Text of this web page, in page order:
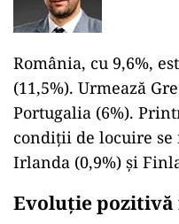
România, cu 9,6%,
(11,5%). Urmează
Portugalia (6%).
condiții de locuire se
Irlanda (0,9%) și
Evoluție